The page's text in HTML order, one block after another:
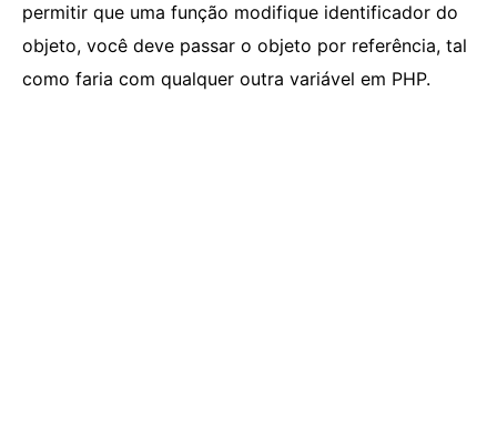
permitir que uma função modifique identificador do
objeto, você deve passar o objeto por referência, tal
como faria com qualquer outra variável em PHP.